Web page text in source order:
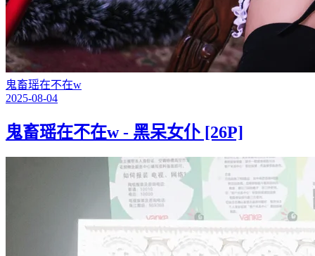
鬼畜瑶在不在w
2025-08-04
鬼畜瑶在不在w - 黑呆女仆 [26P]